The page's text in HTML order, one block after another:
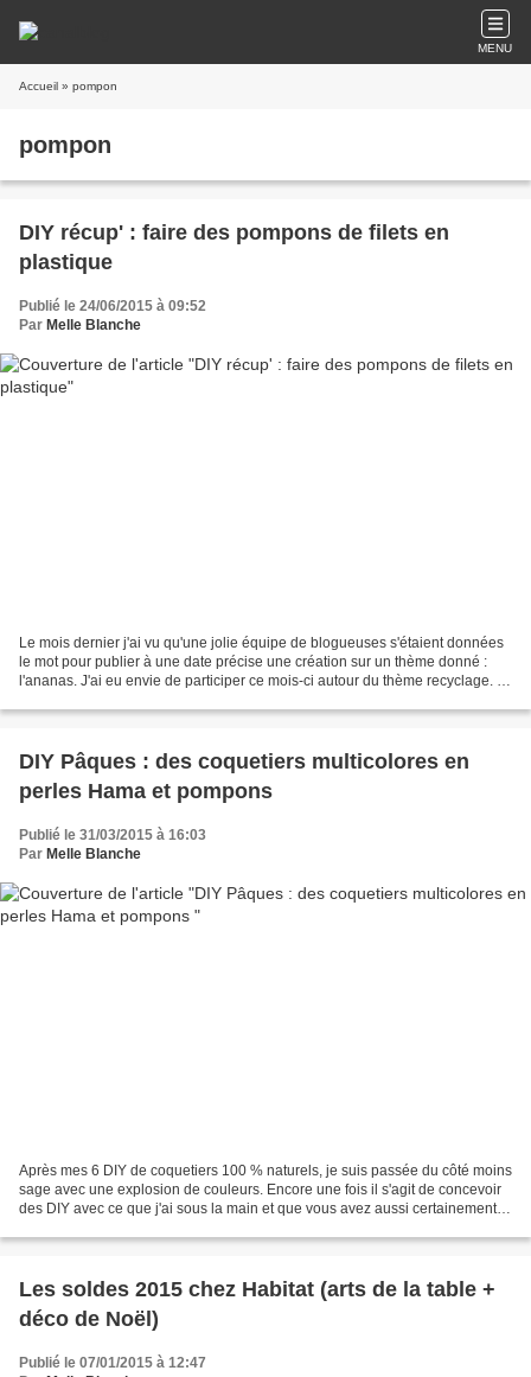
MENU
Accueil » pompon
pompon
DIY récup' : faire des pompons de filets en
plastique
Publié le 24/06/2015 à 09:52
Par Melle Blanche
Le mois dernier j'ai vu qu'une jolie équipe de blogueuses s'étaient données
le mot pour publier à une date précise une création sur un thème donné :
l'ananas. J'ai eu envie de participer ce mois-ci autour du thème recyclage. Si
DIY Pâques : des coquetiers multicolores en
perles Hama et pompons
Publié le 31/03/2015 à 16:03
Par Melle Blanche
Après mes 6 DIY de coquetiers 100 % naturels, je suis passée du côté moins
sage avec une explosion de couleurs. Encore une fois il s'agit de concevoir
des DIY avec ce que j'ai sous la main et que vous avez aussi certainement,
Les soldes 2015 chez Habitat (arts de la table +
déco de Noël)
Publié le 07/01/2015 à 12:47